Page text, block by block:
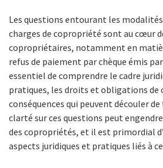
Les questions entourant les
charges de copropriété sont au cœur
copropriétaires, notamment en
refus de paiement par chèque émis
essentiel de comprendre le cadre
pratiques, les droits et obligations de
conséquences qui peuvent découler de
clarté sur ces questions peut
des copropriétés, et il est primordial
aspects juridiques et pratiques liés à